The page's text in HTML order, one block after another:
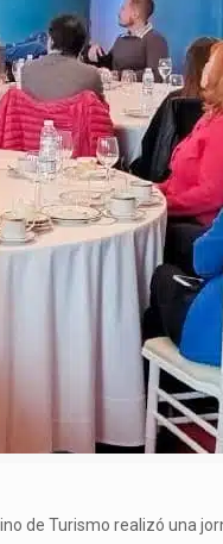
de Turismo realizó una